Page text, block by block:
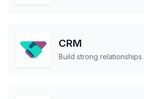
CRM
Build strong relationships